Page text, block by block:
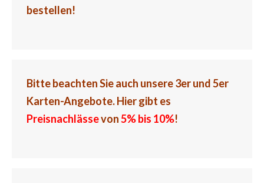
bestellen!
Bitte beachten Sie auch unsere 3er und 5er
Karten-Angebote.Hier gibt es
Preisnachlässevon5% bis 10%!